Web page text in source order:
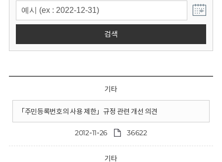
검색
기타
「주민등록번호의 사용 제한」규정 관련 개선 의견
2012-11-26 36622
기타